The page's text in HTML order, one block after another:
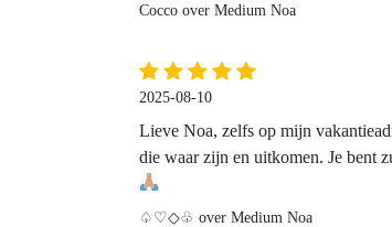
Cocco over Medium Noa
2025-08-10
Lieve Noa, zelfs op mijn
die waar zijn en uitkomen. Je bent
♤♡◇♧ over Medium Noa